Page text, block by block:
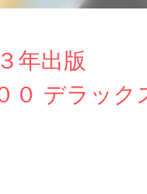
年出版
０ デラック